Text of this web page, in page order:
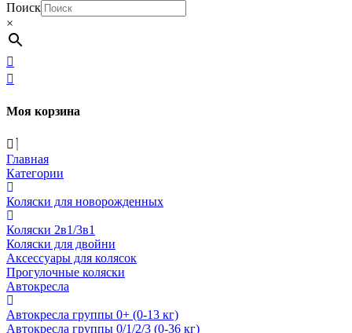
Поиск
×
Моя корзина
Главная
Категории
Коляски для новорожденных
Коляски 2в1/3в1
Коляски для двойни
Аксессуары для колясок
Прогулочные коляски
Автокресла
Автокресла группы 0+ (0-13 кг)
Автокресла группы 0/1/2/3 (0-36 кг)